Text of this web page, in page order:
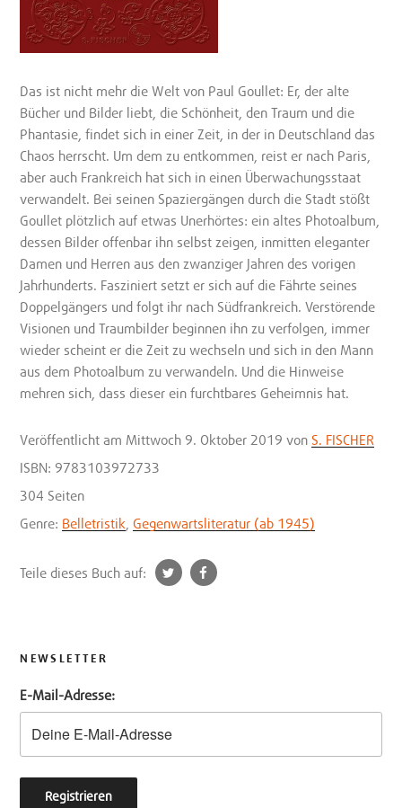
Das ist nicht mehr die Welt von Paul Goullet: Er, der alte
Bücher und Bilder liebt, die Schönheit, den Traum und die
Phantasie, findet sich in einer Zeit, in der in Deutschland das
Chaos herrscht. Um dem zu entkommen, reist er nach Paris,
aber auch Frankreich hat sich in einen Überwachungsstaat
verwandelt. Bei seinen Spaziergängen durch die Stadt stößt
Goullet plötzlich auf etwas Unerhörtes: ein altes Photoalbum,
dessen Bilder offenbar ihn selbst zeigen, inmitten eleganter
Damen und Herren aus den zwanziger Jahren des vorigen
Jahrhunderts. Fasziniert setzt er sich auf die Fährte seines
Doppelgängers und folgt ihr nach Südfrankreich. Verstörende
Visionen und Traumbilder beginnen ihn zu verfolgen, immer
wieder scheint er die Zeit zu wechseln und sich in den Mann
aus dem Photoalbum zu verwandeln. Und die Hinweise
mehren sich, dass dieser ein furchtbares Geheimnis hat.
Veröffentlicht am Mittwoch 9. Oktober 2019 von S. FISCHER
ISBN: 9783103972733
304 Seiten
Genre: Belletristik ,Gegenwartsliteratur (ab 1945)
Teile dieses Buch auf:
t
NEWSLETTER
E-Mail-Adresse: